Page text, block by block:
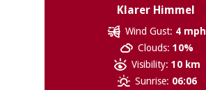
Klarer Himmel
Wind Gust: 4 mph
Clouds: 10%
Visibility: 10 km
Sunrise: 06:06